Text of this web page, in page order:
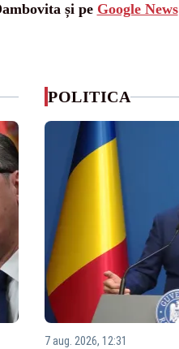
și pe Google News
POLITICA
7 aug. 2026, 12:31